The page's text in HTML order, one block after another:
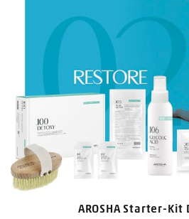
AROSHA Starter-Kit